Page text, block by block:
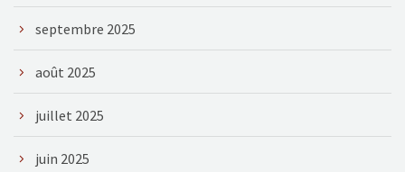
septembre 2025
août 2025
juillet 2025
juin 2025